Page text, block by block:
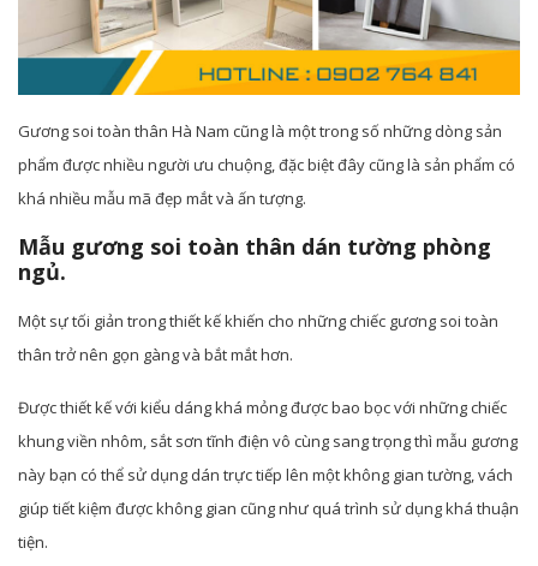
Gương soi toàn thân Hà Nam cũng là một trong số những dòng sản
phẩm được nhiều người ưu chuộng, đặc biệt đây cũng là sản phẩm có
khá nhiều mẫu mã đẹp mắt và ấn tượng.
Mẫu gương soi toàn thân dán tường phòng
ngủ.
Một sự tối giản trong thiết kế khiến cho những chiếc gương soi toàn
thân trở nên gọn gàng và bắt mắt hơn.
Được thiết kế với kiểu dáng khá mỏng được bao bọc với những chiếc
khung viền nhôm, sắt sơn tĩnh điện vô cùng sang trọng thì mẫu gương
này bạn có thể sử dụng dán trực tiếp lên một không gian tường, vách
giúp tiết kiệm được không gian cũng như quá trình sử dụng khá thuận
tiện.